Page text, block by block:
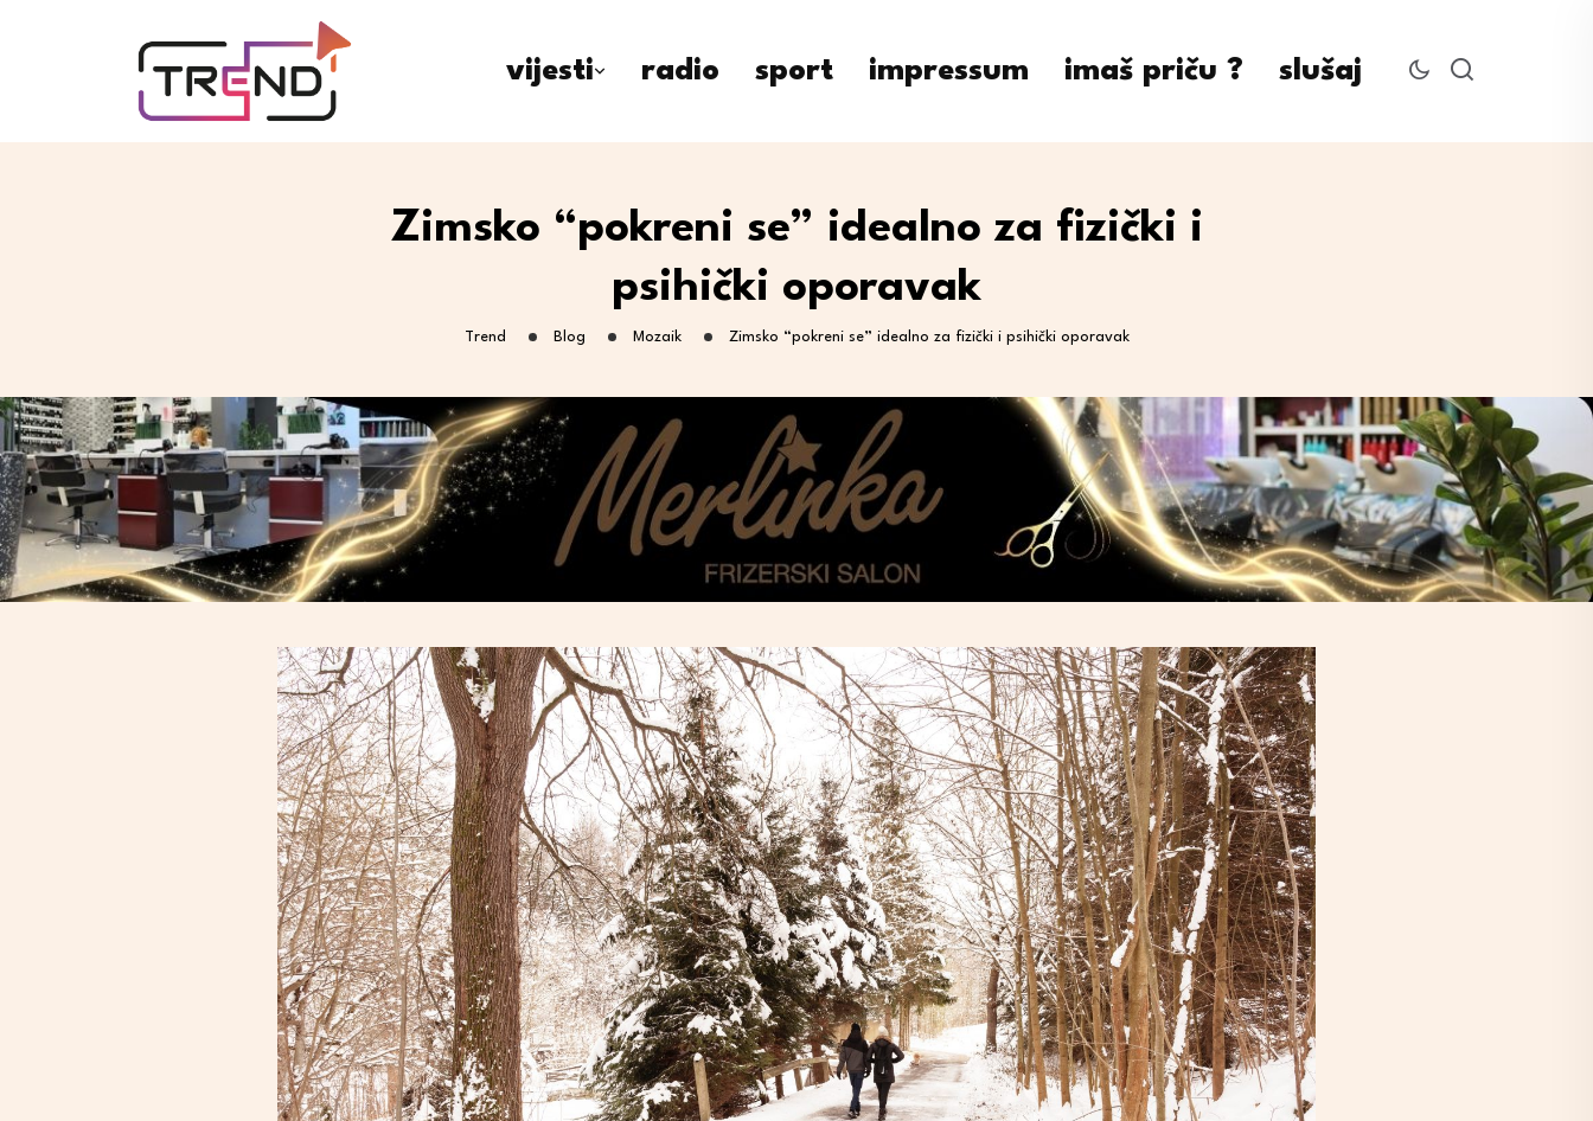
vijesti radio sport impressum imaš priču ? slušaj
Zimsko “pokreni se” idealno za fizički i
psihički oporavak
Trend Blog Mozaik Zimsko “pokreni se” idealno za fizički i psihički oporavak